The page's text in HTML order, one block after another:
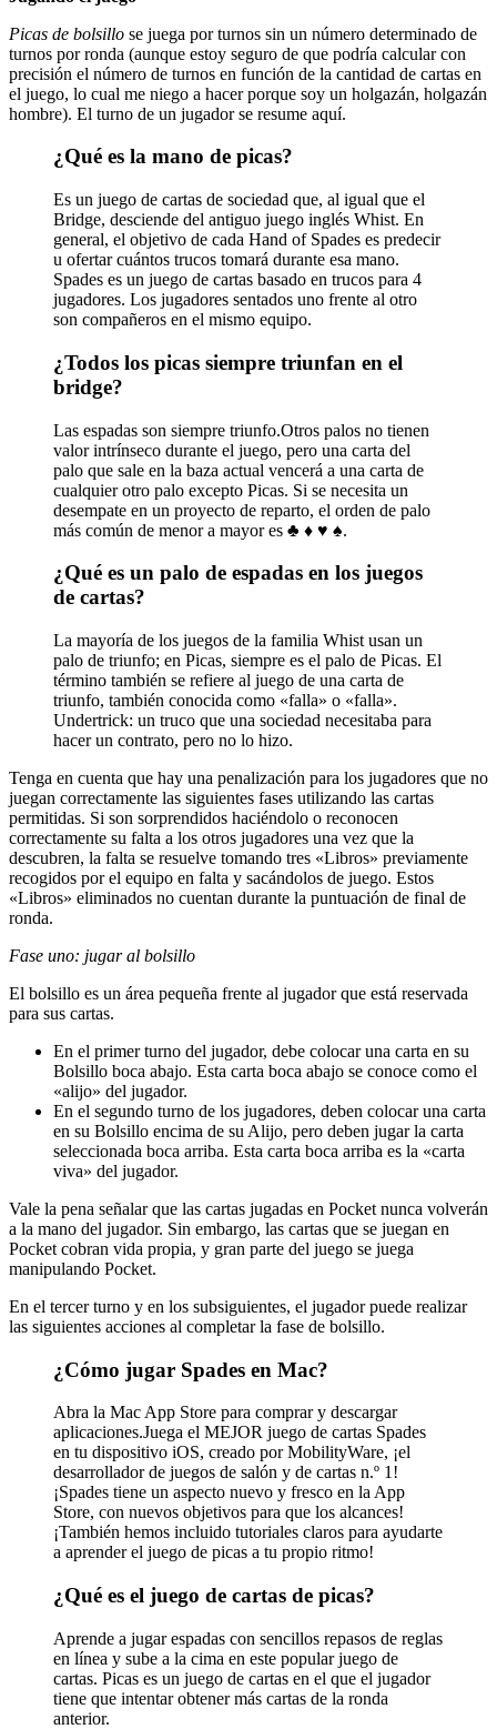
Picas de bolsillo se juega por turnos sin un número determinado de
turnos por ronda (aunque estoy seguro de que podría calcular con
precisión el número de turnos en función de la cantidad de cartas en
el juego, lo cual me niego a hacer porque soy un holgazán, holgazán
hombre). El turno de un jugador se resume aquí.
¿Qué es la mano de picas?
Es un juego de cartas de sociedad que, al igual que el
Bridge, desciende del antiguo juego inglés Whist. En
general, el objetivo de cada Hand of Spades es predecir
u ofertar cuántos trucos tomará durante esa mano.
Spades es un juego de cartas basado en trucos para 4
jugadores. Los jugadores sentados uno frente al otro
son compañeros en el mismo equipo.
¿Todos los picas siempre triunfan en el
bridge?
Las espadas son siempre triunfo.Otros palos no tienen
valor intrínseco durante el juego, pero una carta del
palo que sale en la baza actual vencerá a una carta de
cualquier otro palo excepto Picas. Si se necesita un
desempate en un proyecto de reparto, el orden de palo
más común de menor a mayor es ♣ ♦ ♥ ♠.
¿Qué es un palo de espadas en los juegos
de cartas?
La mayoría de los juegos de la familia Whist usan un
palo de triunfo; en Picas, siempre es el palo de Picas. El
término también se refiere al juego de una carta de
triunfo, también conocida como «falla» o «falla».
Undertrick: un truco que una sociedad necesitaba para
hacer un contrato, pero no lo hizo.
Tenga en cuenta que hay una penalización para los jugadores que no
juegan correctamente las siguientes fases utilizando las cartas
permitidas. Si son sorprendidos haciéndolo o reconocen
correctamente su falta a los otros jugadores una vez que la
descubren, la falta se resuelve tomando tres «Libros» previamente
recogidos por el equipo en falta y sacándolos de juego. Estos
«Libros» eliminados no cuentan durante la puntuación de final de
ronda.
Fase uno: jugar al bolsillo
El bolsillo es un área pequeña frente al jugador que está reservada
para sus cartas.
En el primer turno del jugador, debe colocar una carta en su
Bolsillo boca abajo. Esta carta boca abajo se conoce como el
«alijo» del jugador.
En el segundo turno de los jugadores, deben colocar una carta
en su Bolsillo encima de su Alijo, pero deben jugar la carta
seleccionada boca arriba. Esta carta boca arriba es la «carta
viva» del jugador.
Vale la pena señalar que las cartas jugadas en Pocket nunca volverán
a la mano del jugador. Sin embargo, las cartas que se juegan en
Pocket cobran vida propia, y gran parte del juego se juega
manipulando Pocket.
En el tercer turno y en los subsiguientes, el jugador puede realizar
las siguientes acciones al completar la fase de bolsillo.
¿Cómo jugar Spades en Mac?
Abra la Mac App Store para comprar y descargar
aplicaciones.Juega el MEJOR juego de cartas Spades
en tu dispositivo iOS, creado por MobilityWare, ¡el
desarrollador de juegos de salón y de cartas n.º 1!
¡Spades tiene un aspecto nuevo y fresco en la App
Store, con nuevos objetivos para que los alcances!
¡También hemos incluido tutoriales claros para ayudarte
a aprender el juego de picas a tu propio ritmo!
¿Qué es el juego de cartas de picas?
Aprende a jugar espadas con sencillos repasos de reglas
en línea y sube a la cima en este popular juego de
cartas. Picas es un juego de cartas en el que el jugador
tiene que intentar obtener más cartas de la ronda
anterior.